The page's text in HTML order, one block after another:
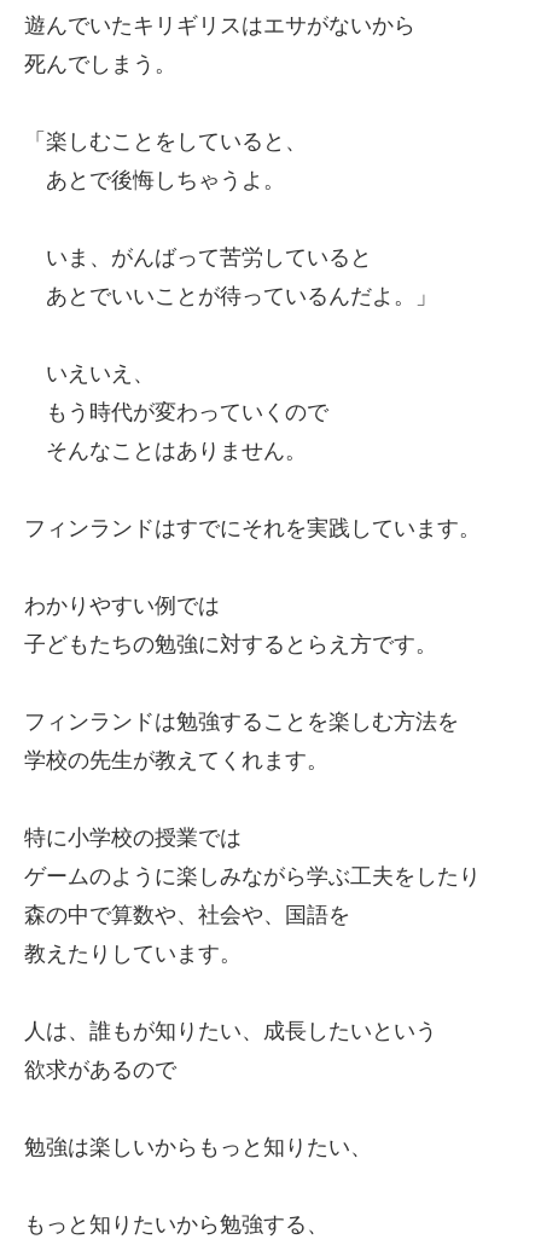
遊んでいたキリギリスはエサがないから
死んでしまう。
「楽しむことをしていると、
あとで後悔しちゃうよ。
いま、がんばって苦労していると
あとでいいことが待っているんだよ。」
いえいえ、
もう時代が変わっていくので
そんなことはありません。
フィンランドはすでにそれを実践しています。
わかりやすい例では
子どもたちの勉強に対するとらえ方です。
フィンランドは勉強することを楽しむ方法を
学校の先生が教えてくれます。
特に小学校の授業では
ゲームのように楽しみながら学ぶ工夫をしたり
森の中で算数や、社会や、国語を
教えたりしています。
人は、誰もが知りたい、成長したいという
欲求があるので
勉強は楽しいからもっと知りたい、
もっと知りたいから勉強する、